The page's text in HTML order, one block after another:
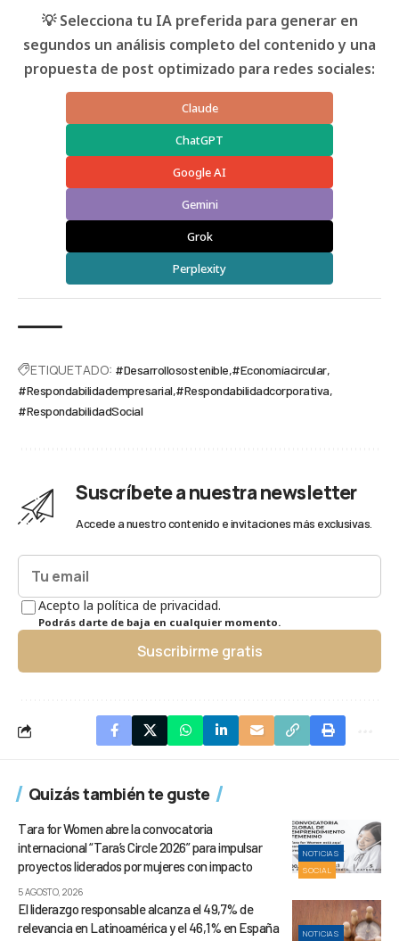
💡 Selecciona tu IA preferida para generar en
segundos un análisis completo del contenido y una
propuesta de post optimizado para redes sociales:
Claude
ChatGPT
Google AI
Gemini
Grok
Perplexity
ETIQUETADO: #Desarrollosostenible #Economíacircular
#Respondabilidadempresarial #Respondabilidadcorporativa
#RespondabilidadSocial
Suscríbete a nuestra newsletter
Accede a nuestro contenido e invitaciones más exclusivas.
Acepto la política de privacidad.
Podrás darte de baja en cualquier momento.
Suscribirme gratis
Quizás también te guste
NOTICIAS
SOCIAL
Tara for Women abre la convocatoria
internacional “Tara’s Circle 2026” para impulsar
proyectos liderados por mujeres con impacto
5 AGOSTO, 2026
NOTICIAS
El liderazgo responsable alcanza el 49,7% de
relevancia en Latinoamérica y el 46,1% en España